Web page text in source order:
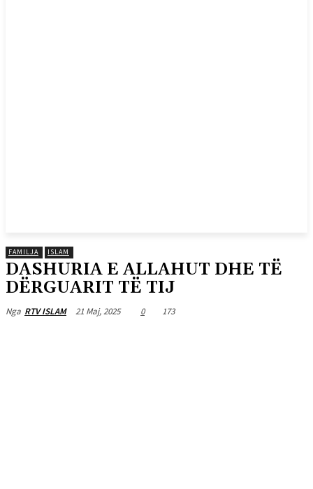
FAMILJA ISLAM
DASHURIA E ALLAHUT DHE TË
DËRGUARIT TË TIJ
Nga RTV ISLAM 21 Maj, 2025 0 173